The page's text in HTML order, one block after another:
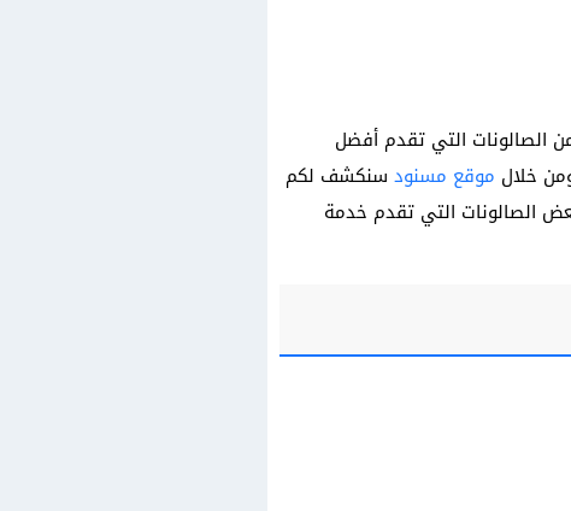
الصالونات التي تقدم أفضل
خلال موقع مسنود سنكشف لكم
الصالونات التي تقدم خدمة